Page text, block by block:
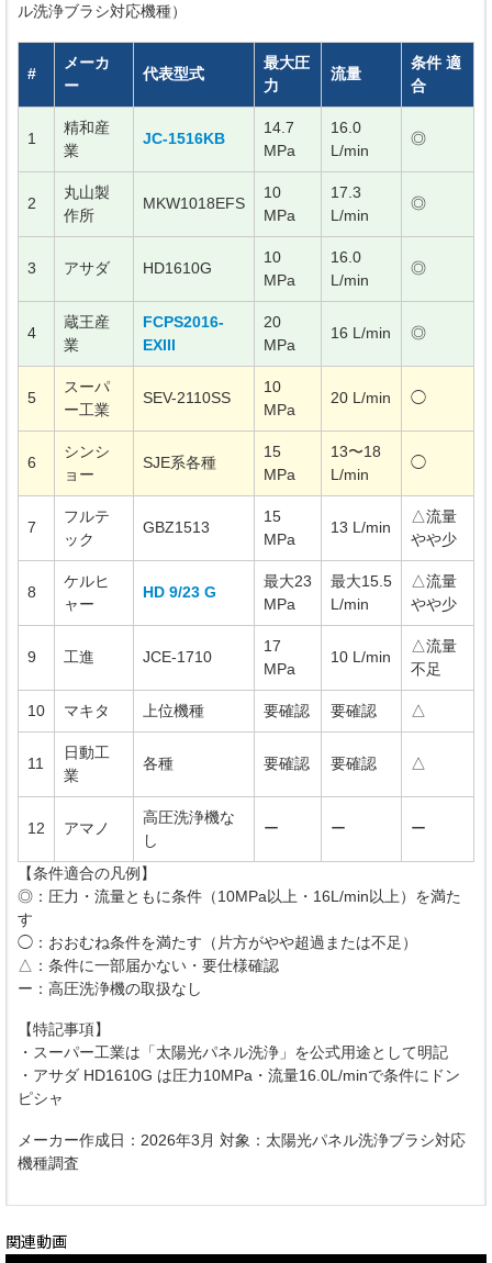
ル洗浄ブラシ対応機種）
#
メーカ
ー
代表型式
最大圧
力
流量
条件 適
合
1
精和産
業
JC-1516KB
14.7
MPa
16.0
L/min
◎
2
丸山製
作所
MKW1018EFS
10
MPa
17.3
L/min
◎
3 アサダ HD1610G
10
MPa
16.0
L/min
◎
4
蔵王産
業
FCPS2016-
EXIII
20
MPa
16 L/min ◎
5
スーパ
ー工業
SEV-2110SS
10
MPa
20 L/min ◯
6
シンシ
ョー
SJE系各種
15
MPa
13〜18
L/min
◯
7
フルテ
ック
GBZ1513
15
MPa
13 L/min
△流量
やや少
8
ケルヒ
ャー
HD 9/23 G
最大23
MPa
最大15.5
L/min
△流量
やや少
9 工進 JCE-1710
17
MPa
10 L/min
△流量
不足
10 マキタ 上位機種 要確認 要確認 △
11
日動工
業
各種 要確認 要確認 △
12 アマノ
高圧洗浄機な
し
ー ー ー
【条件適合の凡例】
◎：圧力・流量ともに条件（10MPa以上・16L/min以上）を満た
す
◯：おおむね条件を満たす（片方がやや超過または不足）
△：条件に一部届かない・要仕様確認
ー：高圧洗浄機の取扱なし
【特記事項】
・スーパー工業は「太陽光パネル洗浄」を公式用途として明記
・アサダ HD1610G は圧力10MPa・流量16.0L/minで条件にドン
ピシャ
メーカー作成日：2026年3月 対象：太陽光パネル洗浄ブラシ対応
機種調査
関連動画